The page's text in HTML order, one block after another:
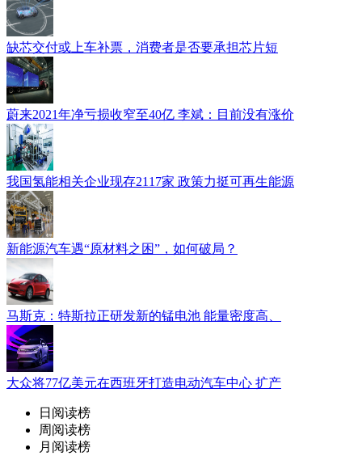
缺芯交付或上车补票，消费者是否要承担芯片短
蔚来2021年净亏损收窄至40亿 李斌：目前没有涨价
我国氢能相关企业现存2117家 政策力挺可再生能源
新能源汽车遇“原材料之困”，如何破局？
马斯克：特斯拉正研发新的锰电池 能量密度高、
大众将77亿美元在西班牙打造电动汽车中心 扩产
日阅读榜
周阅读榜
月阅读榜